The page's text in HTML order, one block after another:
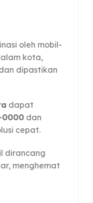
oleh mobil-
kota,
dipastikan
dapat
0000dan
cepat.
dirancang
menghemat